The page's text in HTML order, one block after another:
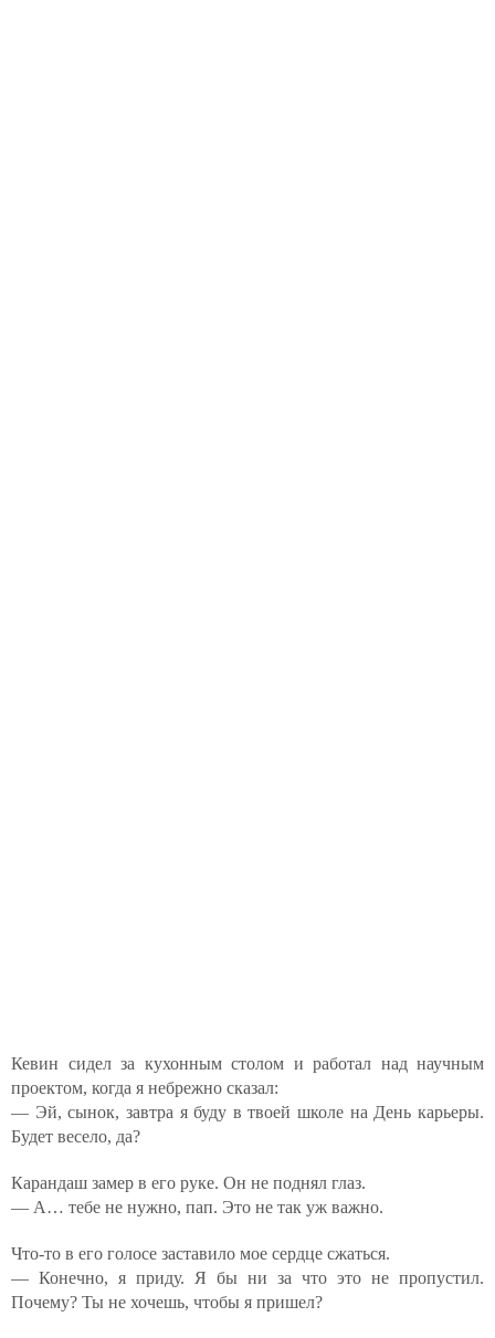
Кевин сидел за кухонным столом и работал над научным
проектом, когда я небрежно сказал:
— Эй, сынок, завтра я буду в твоей школе на День карьеры.
Будет весело, да?
Карандаш замер в его руке. Он не поднял глаз.
— А… тебе не нужно, пап. Это не так уж важно.
Что-то в его голосе заставило мое сердце сжаться.
— Конечно, я приду. Я бы ни за что это не пропустил.
Почему? Ты не хочешь, чтобы я пришел?